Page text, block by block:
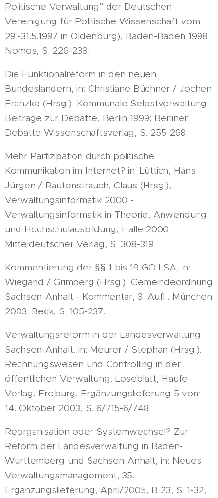
Politische Verwaltung" der Deutschen
Vereinigung für Politische Wissenschaft vom
29.-31.5.1997 in Oldenburg), Baden-Baden 1998:
Nomos, S. 226-238;
Die Funktionalreform in den neuen
Bundesländern, in: Christiane Büchner / Jochen
Franzke (Hrsg.), Kommunale Selbstverwaltung.
Beiträge zur Debatte, Berlin 1999: Berliner
Debatte Wissenschaftsverlag, S. 255-268.
Mehr Partizipation durch politische
Kommunikation im Internet? in: Lüttich, Hans-
Jürgen / Rautenstrauch, Claus (Hrsg.),
Verwaltungsinformatik 2000 -
Verwaltungsinformatik in Theorie, Anwendung
und Hochschulausbildung, Halle 2000:
Mitteldeutscher Verlag, S. 308-319.
Kommentierung der §§ 1 bis 19 GO LSA, in:
Wiegand / Grimberg (Hrsg.), Gemeindeordnung
Sachsen-Anhalt - Kommentar, 3. Aufl., München
2003: Beck, S. 105-237.
Verwaltungsreform in der Landesverwaltung
Sachsen-Anhalt, in: Meurer / Stephan (Hrsg.),
Rechnungswesen und Controlling in der
öffentlichen Verwaltung, Loseblatt, Haufe-
Verlag, Freiburg, Ergänzungslieferung 5 vom
14. Oktober 2003, S. 6/715-6/748.
Reorganisation oder Systemwechsel? Zur
Reform der Landesverwaltung in Baden-
Württemberg und Sachsen-Anhalt, in: Neues
Verwaltungsmanagement, 35.
Ergänzungslieferung, April/2005, B 23, S. 1-32,